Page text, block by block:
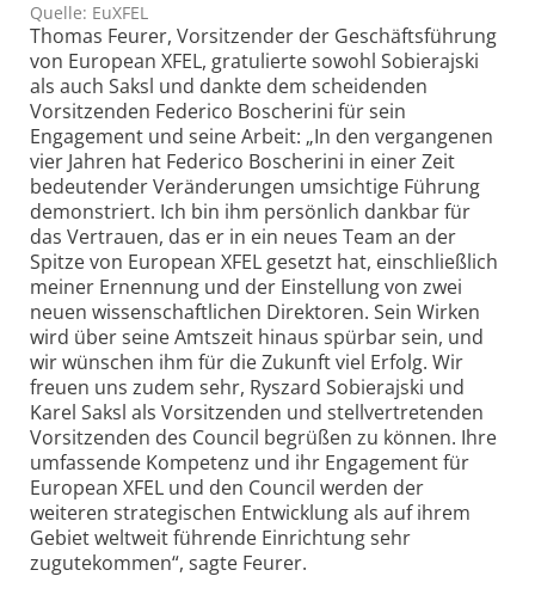
Quelle: EuXFEL
Thomas Feurer, Vorsitzender der Geschäftsführung
von European XFEL, gratulierte sowohl Sobierajski
als auch Saksl und dankte dem scheidenden
Vorsitzenden Federico Boscherini für sein
Engagement und seine Arbeit: „In den vergangenen
vier Jahren hat Federico Boscherini in einer Zeit
bedeutender Veränderungen umsichtige Führung
demonstriert. Ich bin ihm persönlich dankbar für
das Vertrauen, das er in ein neues Team an der
Spitze von European XFEL gesetzt hat, einschließlich
meiner Ernennung und der Einstellung von zwei
neuen wissenschaftlichen Direktoren. Sein Wirken
wird über seine Amtszeit hinaus spürbar sein, und
wir wünschen ihm für die Zukunft viel Erfolg. Wir
freuen uns zudem sehr, Ryszard Sobierajski und
Karel Saksl als Vorsitzenden und stellvertretenden
Vorsitzenden des Council begrüßen zu können. Ihre
umfassende Kompetenz und ihr Engagement für
European XFEL und den Council werden der
weiteren strategischen Entwicklung als auf ihrem
Gebiet weltweit führende Einrichtung sehr
zugutekommen“, sagte Feurer.